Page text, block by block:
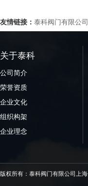
友情链接： 泰科阀门有限公司
关于泰科
公司简介
荣誉资质
企业文化
组织构架
企业理念
版权所有：泰科阀门有限公司上